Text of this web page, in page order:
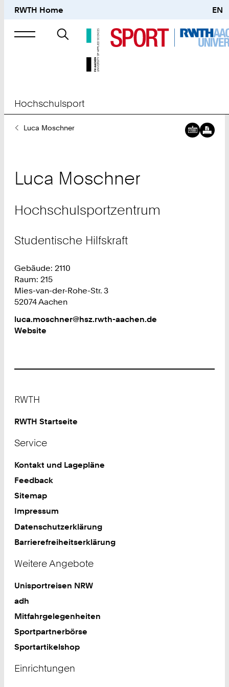
RWTH Home EN
Suche
nach
Hochschulsport
SieLuca Moschner
Luca Moschner
Hochschulsportzentrum
Studentische Hilfskraft
Gebäude: 2110
Raum: 215
Mies-van-der-Rohe-Str. 3
52074 Aachen
Work
luca.moschner@hsz.rwth-aachen.de
Website
RWTH
RWTH Startseite
Service
Kontakt und Lagepläne
Feedback
Sitemap
Impressum
Datenschutzerklärung
Barrierefreiheitserklärung
Weitere Angebote
Unisportreisen NRW
adh
Mitfahrgelegenheiten
Sportpartnerbörse
Sportartikelshop
Einrichtungen